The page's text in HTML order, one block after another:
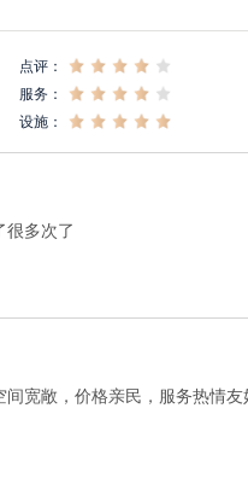
点评：
服务：
设施：
很多次了
宽敞，价格亲民，服务热情友